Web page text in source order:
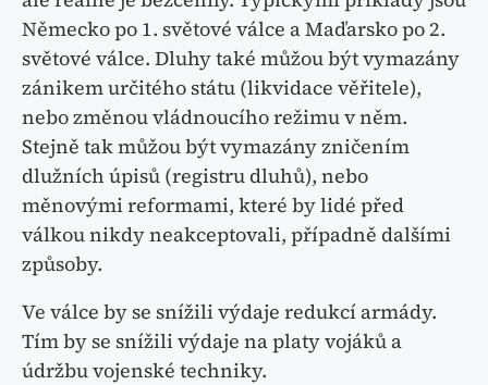
Německo po 1. světové válce a Maďarsko po 2.
světové válce. Dluhy také můžou být vymazány
zánikem určitého státu (likvidace věřitele),
nebo změnou vládnoucího režimu v něm.
Stejně tak můžou být vymazány zničením
dlužních úpisů (registru dluhů), nebo
měnovými reformami, které by lidé před
válkou nikdy neakceptovali, případně dalšími
způsoby.
Ve válce by se snížili výdaje redukcí armády.
Tím by se snížili výdaje na platy vojáků a
údržbu vojenské techniky.